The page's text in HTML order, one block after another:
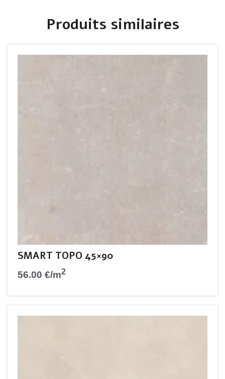
Produits similaires
SMART TOPO 45×90
56.00 €/m2